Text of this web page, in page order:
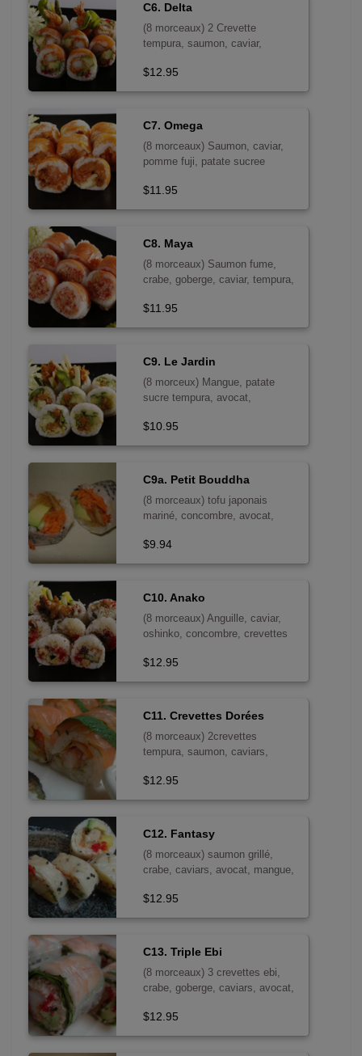
C6. Delta
(8 morceaux) 2 Crevette
tempura, saumon, caviar,
$12.95
C7. Omega
(8 morceaux) Saumon, caviar,
pomme fuji, patate sucree
$11.95
C8. Maya
(8 morceaux) Saumon fume,
crabe, goberge, caviar, tempura,
$11.95
C9. Le Jardin
(8 morceux) Mangue, patate
sucre tempura, avocat,
cru
$10.95
C9a. Petit Bouddha
(8 morceaux) tofu japonais
mariné, concombre, avocat,
$9.94
C10. Anako
(8 morceaux) Anguille, caviar,
oshinko, concombre, crevettes
cru
$12.95
C11. Crevettes Dorées
(8 morceaux) 2crevettes
tempura, saumon, caviars,
oignon frit, mayo
$12.95
C12. Fantasy
(8 morceaux) saumon grillé,
crabe, caviars, avocat, mangue,
frit, mayo
$12.95
C13. Triple Ebi
(8 morceaux) 3 crevettes ebi,
crabe, goberge, caviars, avocat,
tempura, oignon frit, mayo
$12.95